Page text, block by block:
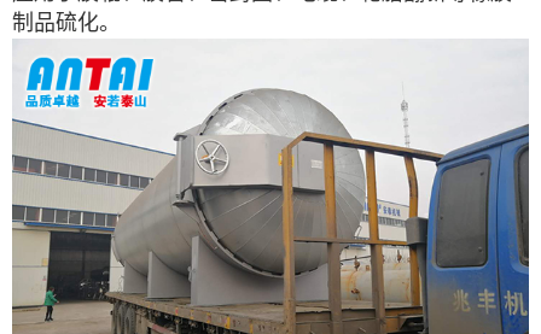
制品硫化。